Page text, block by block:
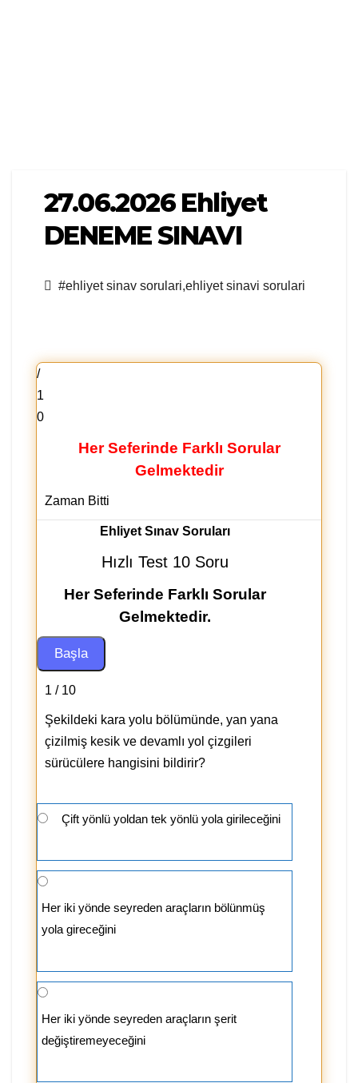
27.06.2026 Ehliyet
DENEME SINAVI
#ehliyet sinav sorulari,ehliyet sinavi sorulari
/
1
0
Her Seferinde Farklı Sorular
Gelmektedir
Zaman Bitti
Ehliyet Sınav Soruları
Hızlı Test 10 Soru
Her Seferinde Farklı Sorular
Gelmektedir.
1 / 10
Şekildeki kara yolu bölümünde, yan yana
çizilmiş kesik ve devamlı yol çizgileri
sürücülere hangisini bildirir?
Çift yönlü yoldan tek yönlü yola girileceğini
Her iki yönde seyreden araçların bölünmüş
yola gireceğini
Her iki yönde seyreden araçların şerit
değiştiremeyeceğini